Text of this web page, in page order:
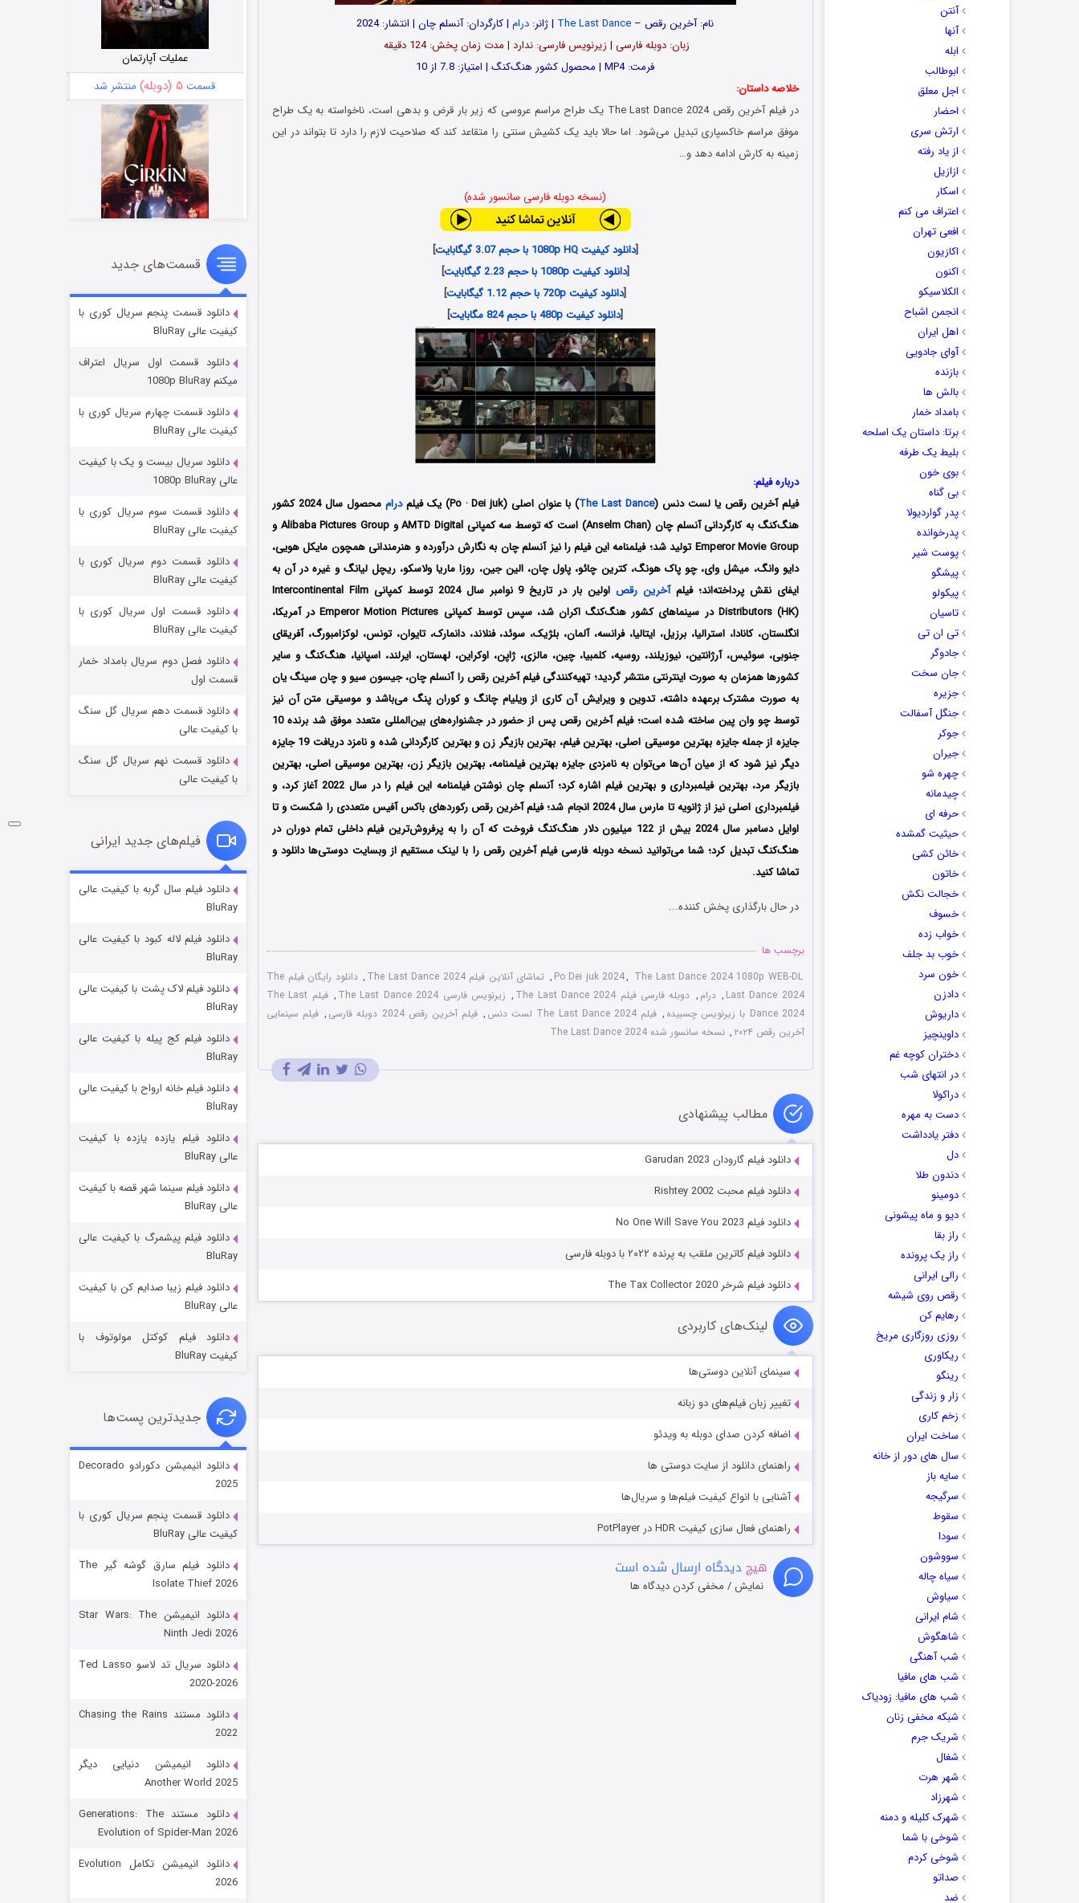
آنتن
آنها
ابله
ابوطالب
اجل معلق
احضار
ارتش سری
از یاد رفته
ازازیل
اسکار
اعتراف می کنم
افعی تهران
اکازیون
اکنون
الکلاسیکو
انجمن اشباح
اهل ایران
آوای جادویی
بازنده
بالش ها
بامداد خمار
برتا: داستان یک اسلحه
بلیط یک‌‌ طرفه
بوی خون
بی گناه
پدر گواردیولا
پدرخوانده
پوست شیر
پیشگو
پیکولو
تاسیان
تی ان تی
جادوگر
جان سخت
جزیره
جنگل آسفالت
جوکر
جیران
چهره شو
چیدمانه
حرفه ای
حیثیت گمشده
خائن کشی
خاتون
خجالت نکش
خسوف
خواب زده
خوب بد جلف
خون سرد
دادزن
داریوش
داوینچیز
دختران کوچه غم
در انتهای شب
دراکولا
دست به مهره
دفتر یادداشت
دل
دندون طلا
دومینو
دیو و ماه پیشونی
راز بقا
راز یک پرونده
رالی ایرانی
رقص روی شیشه
رهایم کن
روزی روزگاری مریخ
ریکاوری
رینگو
زار و زندگی
زخم کاری
ساخت ایران
سال های دور از خانه
سایه باز
سرگیجه
سقوط
سودا
سووشون
سیاه چاله
سیاوش
شام ایرانی
شاهگوش
شب آهنگی
شب های مافیا
شب های مافیا: زودیاک
شبکه مخفی زنان
شریک جرم
شغال
شهر هرت
شهرزاد
شهرک کلیله و دمنه
شوخی با شما
شوخی کردم
صداتو
ضد
نام: آخرین رقص – The Last Dance | ژانر: درام| کارگردان: آنسلم چان | انتشار: 2024
زبان: دوبله فارسی | زیرنویس فارسی: ندارد | مدت زمان پخش: 124 دقیقه
فرمت: MP4 | محصول کشور هنگ‌کنگ | امتیاز: 7.8 از 10
خلاصه داستان:
در فیلم آخرین رقص The Last Dance 2024 یک طراح مراسم عروسی که زیر بار قرض و بدهی است، ناخواسته به یک طراح
موفق مراسم خاکسپاری تبدیل می‌شود. اما حالا باید یک کشیش سنتی را متقاعد کند که صلاحیت لازم را دارد تا بتواند در این
زمینه به کارش ادامه دهد و…
(نسخه دوبله فارسی سانسور شده)
[دانلود کیفیت 1080p HQ با حجم 3.07 گیگابایت
]
[دانلود کیفیت 1080p با حجم 2.23 گیگابایت
]
[دانلود کیفیت 720p با حجم 1.12 گیگابایت
]
[دانلود کیفیت 480p با حجم 824 مگابایت ]
درباره فیلم:
فیلم آخرین رقص یا لست دنس (The Last Dance) با عنوان اصلی (Po · Dei juk) یک فیلم درام
محصول سال 2024 کشور
هنگ‌کنگ به کارگردانی آنسلم چان (Anselm Chan) است که توسط سه کمپانی‌ AMTD Digital و Alibaba Pictures Group و
Emperor Movie Group تولید شد؛ فیلمنامه این فیلم را نیز آنسلم چان به نگارش درآورده و هنرمندانی همچون مایکل هویی،
دایو وانگ، میشل وای، چو پاک هونگ، کترین چائو، پاول چان، الین جین، روزا ماریا ولاسکو، ریچل لیانگ و غیره در آن به
ایفای نقش پرداخته‌اند؛ فیلمآخرین رقص
اولین بار در تاریخ 9 نوامبر سال 2024 توسط کمپانی‌‌ Intercontinental Film
Distributors (HK) در سینماهای کشور هنگ‌کنگ اکران شد، سپس توسط کمپانی Emperor Motion Pictures در آمریکا،
انگلستان، کانادا، استرالیا، برزیل، ایتالیا، فرانسه، آلمان، بلژیک، سوئد، فنلاند، دانمارک، تایوان، تونس، لوکزامبورگ، آفریقای
جنوبی، سوئیس، آرژانتین، نیوزیلند، روسیه، کلمبیا، چین، مالزی، ژاپن، اوکراین، لهستان، ایرلند، اسپانیا، هنگ‌کنگ و سایر
کشورها همزمان به صورت اینترنتی منتشر گردید؛ تهیه‌کنندگی فیلم آخرین رقص را آنسلم چان، جیسون سیو و چان سینگ یان
به صورت مشترک برعهده داشته، تدوین و ویرایش آن کاری از ویلیام چانگ و کوران پنگ می‌باشد و موسیقی متن آن نیز
توسط چو وان پین ساخته شده است؛ فیلم آخرین رقص پس از حضور در جشنواره‌‌‌‌های بین‌المللی متعدد موفق شد برنده 10
جایزه از جمله جایزه بهترین موسیقی اصلی، بهترین فیلم، بهترین بازیگر زن و بهترین کارگردانی شده و نامزد دریافت 19 جایزه
دیگر نیز شود که از میان آن‌ها می‌توان به نامزدی جایزه بهترین فیلمنامه، بهترین بازیگر زن، بهترین موسیقی اصلی، بهترین
بازیگر مرد، بهترین فیلمبرداری و بهترین فیلم اشاره کرد؛ آنسلم چان نوشتن فیلمنامه این فیلم را در سال 2022 آغاز کرد، و
فیلمبرداری اصلی نیز از ژانویه تا مارس سال 2024 انجام شد؛ فیلم آخرین رقص رکوردهای باکس آفیس متعددی را شکست و تا
اوایل دسامبر سال 2024 بیش از 122 میلیون دلار هنگ‌کنگ فروخت که آن‌ را به پرفروش‌ترین فیلم داخلی تمام دوران در
هنگ‌کنگ تبدیل کرد؛ شما می‌توانید نسخه دوبله فارسی فیلم آخرین رقص را با ‌لینک مستقیم از وبسایت دوستی‌ها دانلود و
تماشا کنید.
در حال بارگذاری پخش کننده...
برچسب ها
Po Dei juk 2024, The Last Dance 2024 1080p WEB-DL
, تماشای آنلاین فیلم The Last Dance 2024 ,
دانلود رایگان فیلم The
Last Dance 2024
, درام , دوبله فارسی فیلم The Last Dance 2024 , زیرنویس فارسی The Last Dance 2024 ,
فیلم The Last
Dance 2024 با زیرنویس چسبیده
, فیلم The Last Dance 2024 لست دنس , فیلم آخرین رقص 2024 دوبله فارسی , فیلم سینمایی
آخرین رقص ۲۰۲۴
, نسخه سانسور شده The Last Dance 2024
مطالب پیشنهادی
دانلود فیلم گارودان Garudan 2023
دانلود فیلم محبت Rishtey 2002
دانلود فیلم No One Will Save You 2023
دانلود فیلم کاترین ملقب به پرنده ۲۰۲۲ با دوبله فارسی
دانلود فیلم شرخر The Tax Collector 2020
لینک‌های کاربردی
سینمای آنلاین دوستی‌ها
تغییر زبان فیلم‌های دو زبانه
اضافه کردن صدای دوبله به ویدئو
راهنمای دانلود از سایت دوستی ها
آشنایی با انواع کیفیت فیلم‌ها و سریال‌ها
راهنمای فعال سازی کیفیت HDR در PotPlayer
هیچ دیدگاه ارسال شده است
نمایش / مخفی کردن دیدگاه ها
عملیات آپارتمان
قسمت ۵ (دوبله) منتشر شد
سریال زشت
قسمت۲ (زیرنویس) منتشر شد
مردگان متحرک: شهر مرده ۳
شکست استوارت در نجات جهان
قسمت ۷ (زیرنویس) منتشر شد
شوگر فصل ۲
قسمت
خاندان اژدها فصل ۳
جادوگری در مغولستان
قسمت ۶ (زیرنویس)
رویایی برای تو
قسمت
قسمت‌های جدید
دانلود قسمت پنجم سریال کوری با
کیفیت عالی BluRay
دانلود قسمت اول سریال اعتراف
میکنم 1080p BluRay
دانلود قسمت چهارم سریال کوری با
کیفیت عالی BluRay
دانلود سریال بیست و یک با کیفیت
عالی 1080p BluRay
دانلود قسمت سوم سریال کوری با
کیفیت عالی BluRay
دانلود قسمت دوم سریال کوری با
کیفیت عالی BluRay
دانلود قسمت اول سریال کوری با
کیفیت عالی BluRay
دانلود فصل دوم سریال بامداد خمار
قسمت اول
دانلود قسمت دهم سریال گل سنگ
با کیفیت عالی
دانلود قسمت نهم سریال گل سنگ
با کیفیت عالی
فیلم‌های جدید ایرانی
دانلود فیلم سال گربه با کیفیت عالی
BluRay
دانلود فیلم لاله کبود با کیفیت عالی
BluRay
دانلود فیلم لاک پشت با کیفیت عالی
BluRay
دانلود فیلم کج‌ پیله با کیفیت عالی
BluRay
دانلود فیلم خانه ارواح با کیفیت عالی
BluRay
دانلود فیلم یازده یازده با کیفیت
عالی BluRay
دانلود فیلم سینما شهر قصه با کیفیت
عالی BluRay
دانلود فیلم پیشمرگ با کیفیت عالی
BluRay
دانلود فیلم زیبا صدایم کن با کیفیت
عالی BluRay
دانلود فیلم کوکتل مولوتوف با
کیفیت BluRay
جدیدترین پست‌ها
دانلود انیمیشن دکورادو Decorado
2025
دانلود قسمت پنجم سریال کوری با
کیفیت عالی BluRay
دانلود فیلم سارق گوشه گیر The
Isolate Thief 2026
دانلود انیمیشن Star Wars: The
Ninth Jedi 2026
دانلود سریال تد لاسو Ted Lasso
2020-2026
دانلود مستند Chasing the Rains
2022
دانلود انیمیشن دنیایی دیگر
Another World 2025
دانلود مستند Generations: The
Evolution of Spider-Man 2026
دانلود انیمیشن تکامل Evolution
2026